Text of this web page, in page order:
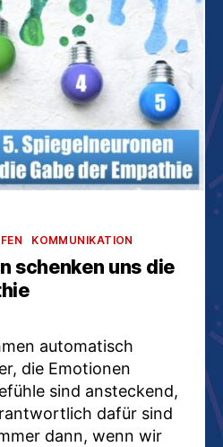
KOMMUNIKATION
schenken uns die
automatisch
die Emotionen
sind ansteckend,
dafür sind
dann, wenn wir